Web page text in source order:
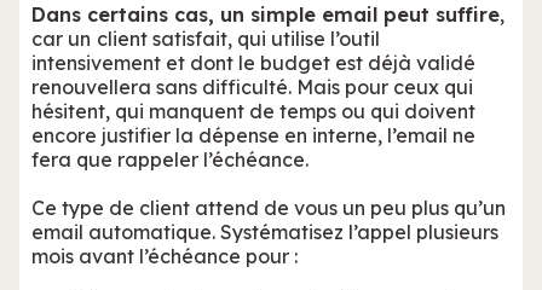
Dans certains cas, un simple email peut suffire,
car un client satisfait, qui utilise l’outil
intensivement et dont le budget est déjà validé
renouvellera sans difficulté. Mais pour ceux qui
hésitent, qui manquent de temps ou qui doivent
encore justifier la dépense en interne, l’email ne
fera que rappeler l’échéance.
Ce type de client attend de vous un peu plus qu’un
email automatique. Systématisez l’appel plusieurs
mois avant l’échéance pour :